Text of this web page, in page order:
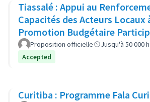
Tiassalé : Appui au
Capacités des Acteurs Locaux à Travers la
Promotion Budgétaire
Proposition officielle Jusqu'à 50 000
Accepted
Curitiba : Programme Fala